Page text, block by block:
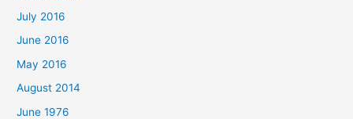
July 2016
June 2016
May 2016
August 2014
June 1976